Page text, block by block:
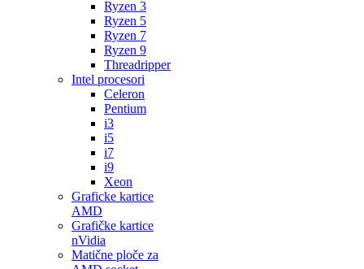
Ryzen 3
Ryzen 5
Ryzen 7
Ryzen 9
Threadripper
Intel procesori
Celeron
Pentium
i3
i5
i7
i9
Xeon
Graficke kartice
AMD
Grafičke kartice
nVidia
Matične ploče za